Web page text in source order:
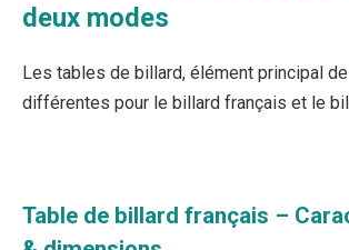
deux modes
Les tables de billard, élément principal
différentes pour le billard français et le
Table de billard français –